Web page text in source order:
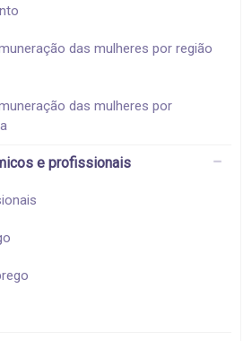
das mulheres por região
das mulheres por
e profissionais